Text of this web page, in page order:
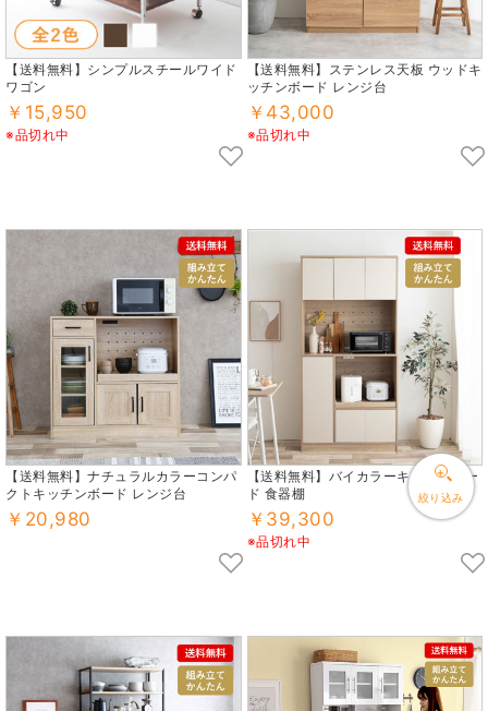
【送料無料】シンプルスチールワイド
ワゴン
￥15,950
※品切れ中
【送料無料】ステンレス天板 ウッドキ
ッチンボード レンジ台
￥43,000
※品切れ中
【送料無料】ナチュラルカラーコンパ
クトキッチンボード レンジ台
￥20,980
【送料無料】バイカラーキッチンボー
ド 食器棚
￥39,300
※品切れ中
絞り込み